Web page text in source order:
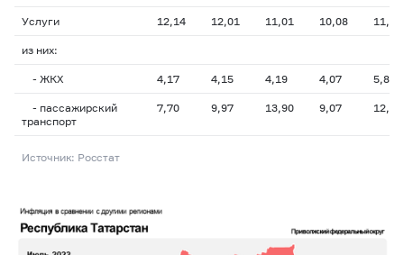
Услуги 12,14 12,01 11,01 10,08 11,35
из них:
- ЖКХ 4,17 4,15 4,19 4,07 5,86
- пассажирский
транспорт
7,70 9,97 13,90 9,07 12,77
Источник: Росстат